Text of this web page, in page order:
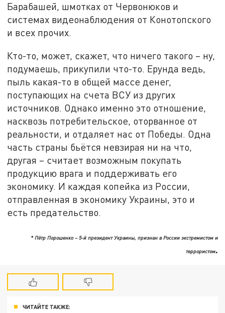
Барабашей, шмотках от Червонюков и
системах видеонаблюдения от Конотопского
и всех прочих.
Кто-то, может, скажет, что ничего такого – ну,
подумаешь, прикупили что-то. Ерунда ведь,
пыль какая-то в общей массе денег,
поступающих на счета ВСУ из других
источников. Однако именно это отношение,
насквозь потребительское, оторванное от
реальности, и отдаляет нас от Победы. Одна
часть страны бьётся невзирая ни на что,
другая – считает возможным покупать
продукцию врага и поддерживать его
экономику. И каждая копейка из России,
отправленная в экономику Украины, это и
есть предательство.
* Пётр Порошенко – 5-й президент Украины, признан в России экстремистом и
террористом.
ЧИТАЙТЕ ТАКЖЕ: